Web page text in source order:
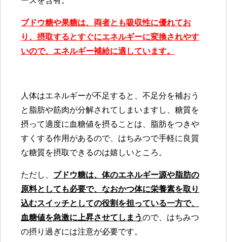
ブドウ糖や果糖は、両者とも吸収性に優れてお
り、摂取するとすぐにエネルギーに変換されやす
いので、エネルギー補給に適しています。
人体はエネルギーが不足すると、不足分を補おう
と脂肪や筋肉が分解されてしまいますし、糖質を
摂って適度に血糖値を摂ることは、脂肪をつきや
すくする作用があるので、はちみつで手軽に良質
な糖質を摂取できるのは嬉しいところ。
ただし、 ブドウ糖は、体のエネルギー源や脂肪の
原料としても必要で、なおかつ体に栄養素を取り
込むスイッチとしての役割を担っている一方で、
血糖値を急激に上昇させてしまうので、はちみつ
の摂り過ぎには注意が必要です。